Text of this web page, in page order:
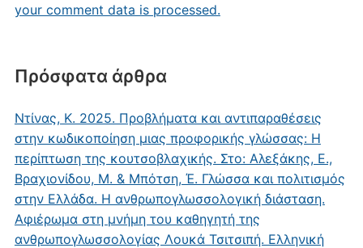
Πρόσφατα άρθρα
Ντίνας, Κ. 2025. Προβλήματα και αντιπαραθέσεις
στην κωδικοποίηση μιας προφορικής γλώσσας: Η
περίπτωση της κουτσοβλαχικής. Στο: Αλεξάκης, Ε.,
Βραχιονίδου, Μ. & Μπότση, Έ. Γλώσσα και πολιτισμός
στην Ελλάδα. Η ανθρωπογλωσσολογική διάσταση.
Αφιέρωμα στη μνήμη του καθηγητή της
ανθρωπογλωσσολογίας Λουκά Τσιτσιπή. Ελληνική
your comment data is processed.